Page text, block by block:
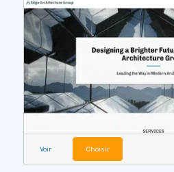
Voir Choisir